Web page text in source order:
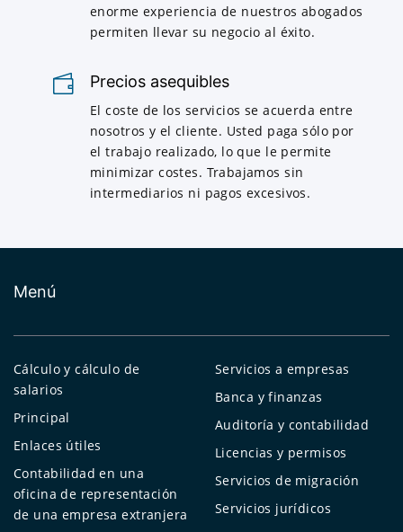
enorme experiencia de nuestros abogados
permiten llevar su negocio al éxito.
Precios asequibles
El coste de los servicios se acuerda entre
nosotros y el cliente. Usted paga sólo por
el trabajo realizado, lo que le permite
minimizar costes. Trabajamos sin
intermediarios ni pagos excesivos.
Menú
Cálculo y cálculo de
salarios
Principal
Enlaces útiles
Contabilidad en una
oficina de representación
de una empresa extranjera
Servicios a empresas
Banca y finanzas
Auditoría y contabilidad
Licencias y permisos
Servicios de migración
Servicios jurídicos